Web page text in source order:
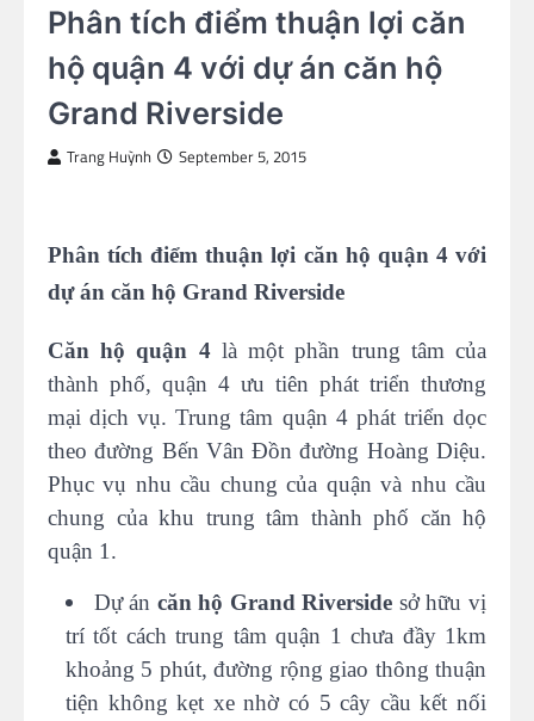
Phân tích điểm thuận lợi căn
hộ quận 4 với dự án căn hộ
Grand Riverside
Trang Huỳnh September 5, 2015
Phân tích điểm thuận lợi căn hộ quận 4 với
dự án căn hộ Grand Riverside
Căn hộ quận 4là một phần trung tâm của
thành phố, quận 4 ưu tiên phát triển thương
mại dịch vụ. Trung tâm quận 4 phát triển dọc
theo đường Bến Vân Đồn đường Hoàng Diệu.
Phục vụ nhu cầu chung của quận và nhu cầu
chung của khu trung tâm thành phố căn hộ
quận 1.
Dự án căn hộ Grand Riverside sở hữu vị
trí tốt cách trung tâm quận 1 chưa đầy 1km
khoảng 5 phút, đường rộng giao thông thuận
tiện không kẹt xe nhờ có 5 cây cầu kết nối